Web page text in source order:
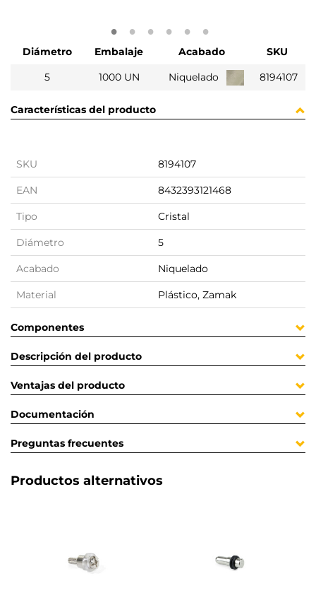
Diámetro Embalaje Acabado
SKU
5
1000 UN Niquelado 8194107
Características del producto
SKU 8194107
EAN 8432393121468
Tipo Cristal
Diámetro 5
Acabado Niquelado
Material Plástico, Zamak
Componentes
Descripción del producto
Ventajas del producto
Documentación
Preguntas frecuentes
Productos alternativos